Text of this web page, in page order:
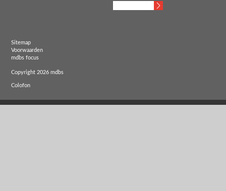
Sitemap
Voorwaarden
mdbs focus
Copyright 2026 mdbs
Colofon